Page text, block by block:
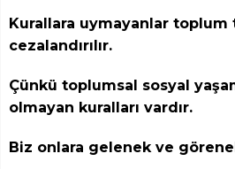
Kurallara uymayanlar toplum
cezalandırılır.
Çünkü toplumsal sosyal
olmayan kuralları vardır.
Biz onlara gelenek ve